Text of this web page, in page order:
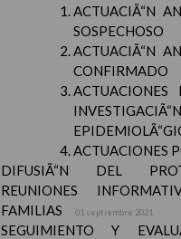
ACTUACIÃ“N
SOSPECHOSO
ACTUACIÃ“N
CONFIRMADO
ACTUACIONES
INVESTIGACIÃ“N
ACTUACIONES
DIFUSIÃ“N DEL
REUNIONES
FAMILIAS
01 septiembre 2021
SEGUIMIENTO Y